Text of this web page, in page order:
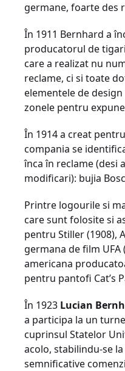
germane, foarte des
În 1911 Bernhard a
producatorul de
care a realizat nu
reclame, ci si toate
elementele de
zonele pentru
În 1914 a creat
compania se
înca în reclame (desi
modificari): bujia
Printre logourile si
care sunt folosite si
pentru Stiller (1908),
germana de film UFA
americana
pentru pantofi Cat’s
În 1923 Lucian
a participa la un
cuprinsul Statelor
acolo, stabilindu-se
semnificative